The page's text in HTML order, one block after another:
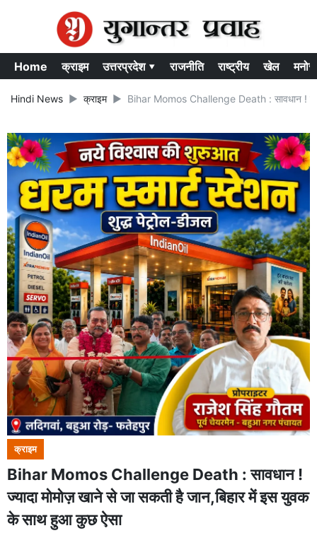
Home क्राइम उत्तरप्रदेश ▾ राजनीति राष्ट्रीय खेल
Hindi News क्राइम Bihar Momos Challenge Death : सावधान !
क्राइम
Bihar Momos Challenge Death : सावधान !
ज्यादा मोमोज़ खाने से जा सकती है जान,बिहार में इस युवक
के साथ हुआ कुछ ऐसा